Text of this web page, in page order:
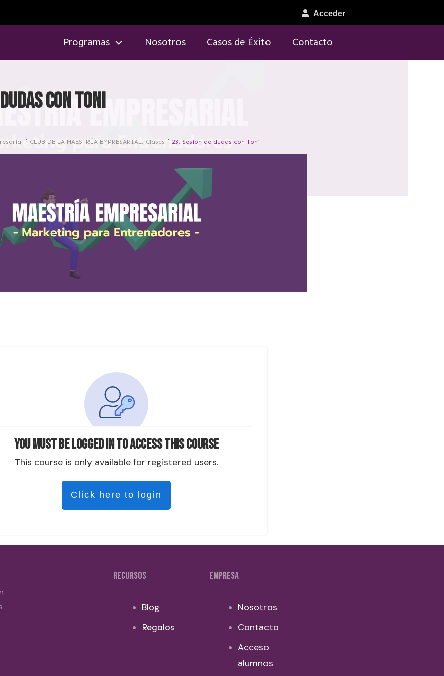
Acceder
Programas Nosotros Casos de Éxito Contacto
con Toni
CLUB DE LA MAESTRÍA EMPRESARIAL. Clases 23. Sesión de dudas con Toni
You must be logged in to access this course
This course is only available for registered users.
Click here to login
RECURSOS
Blog
Regalos
EMPRESA
Nosotros
Contacto
Acceso
alumnos